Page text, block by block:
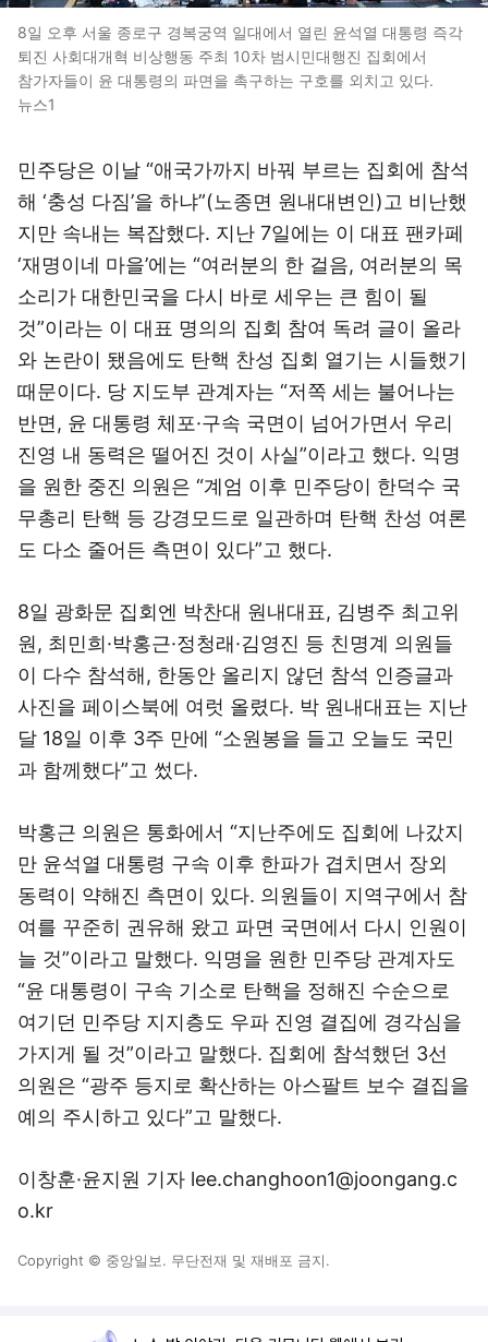
8일 오후 서울 종로구 경복궁역 일대에서 열린 윤석열 대통령 즉각
퇴진 사회대개혁 비상행동 주최 10차 범시민대행진 집회에서
참가자들이 윤 대통령의 파면을 촉구하는 구호를 외치고 있다.
뉴스1
민주당은 이날 “애국가까지 바꿔 부르는 집회에 참석
해 ‘충성 다짐’을 하냐”(노종면 원내대변인)고 비난했
지만 속내는 복잡했다. 지난 7일에는 이 대표 팬카페
‘재명이네 마을’에는 “여러분의 한 걸음, 여러분의 목
소리가 대한민국을 다시 바로 세우는 큰 힘이 될
것”이라는 이 대표 명의의 집회 참여 독려 글이 올라
와 논란이 됐음에도 탄핵 찬성 집회 열기는 시들했기
때문이다. 당 지도부 관계자는 “저쪽 세는 불어나는
반면, 윤 대통령 체포·구속 국면이 넘어가면서 우리
진영 내 동력은 떨어진 것이 사실”이라고 했다. 익명
을 원한 중진 의원은 “계엄 이후 민주당이 한덕수 국
무총리 탄핵 등 강경모드로 일관하며 탄핵 찬성 여론
도 다소 줄어든 측면이 있다”고 했다.
8일 광화문 집회엔 박찬대 원내대표, 김병주 최고위
원, 최민희·박홍근·정청래·김영진 등 친명계 의원들
이 다수 참석해, 한동안 올리지 않던 참석 인증글과
사진을 페이스북에 여럿 올렸다. 박 원내대표는 지난
달 18일 이후 3주 만에 “소원봉을 들고 오늘도 국민
과 함께했다”고 썼다.
박홍근 의원은 통화에서 “지난주에도 집회에 나갔지
만 윤석열 대통령 구속 이후 한파가 겹치면서 장외
동력이 약해진 측면이 있다. 의원들이 지역구에서 참
여를 꾸준히 권유해 왔고 파면 국면에서 다시 인원이
늘 것”이라고 말했다. 익명을 원한 민주당 관계자도
“윤 대통령이 구속 기소로 탄핵을 정해진 수순으로
여기던 민주당 지지층도 우파 진영 결집에 경각심을
가지게 될 것”이라고 말했다. 집회에 참석했던 3선
의원은 “광주 등지로 확산하는 아스팔트 보수 결집을
예의 주시하고 있다”고 말했다.
이창훈·윤지원 기자 lee.changhoon1@joongang.c
o.kr
Copyright © 중앙일보. 무단전재 및 재배포 금지.